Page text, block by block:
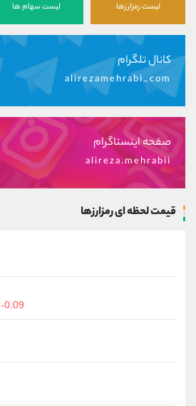
لیست رمزارزها لیست سهام ها
کانال تلگرام
alirezamehrabi_com
صفحه اینستاگرام
alireza.mehrabii
قیمت لحظه ای رمزارزها
-0.09